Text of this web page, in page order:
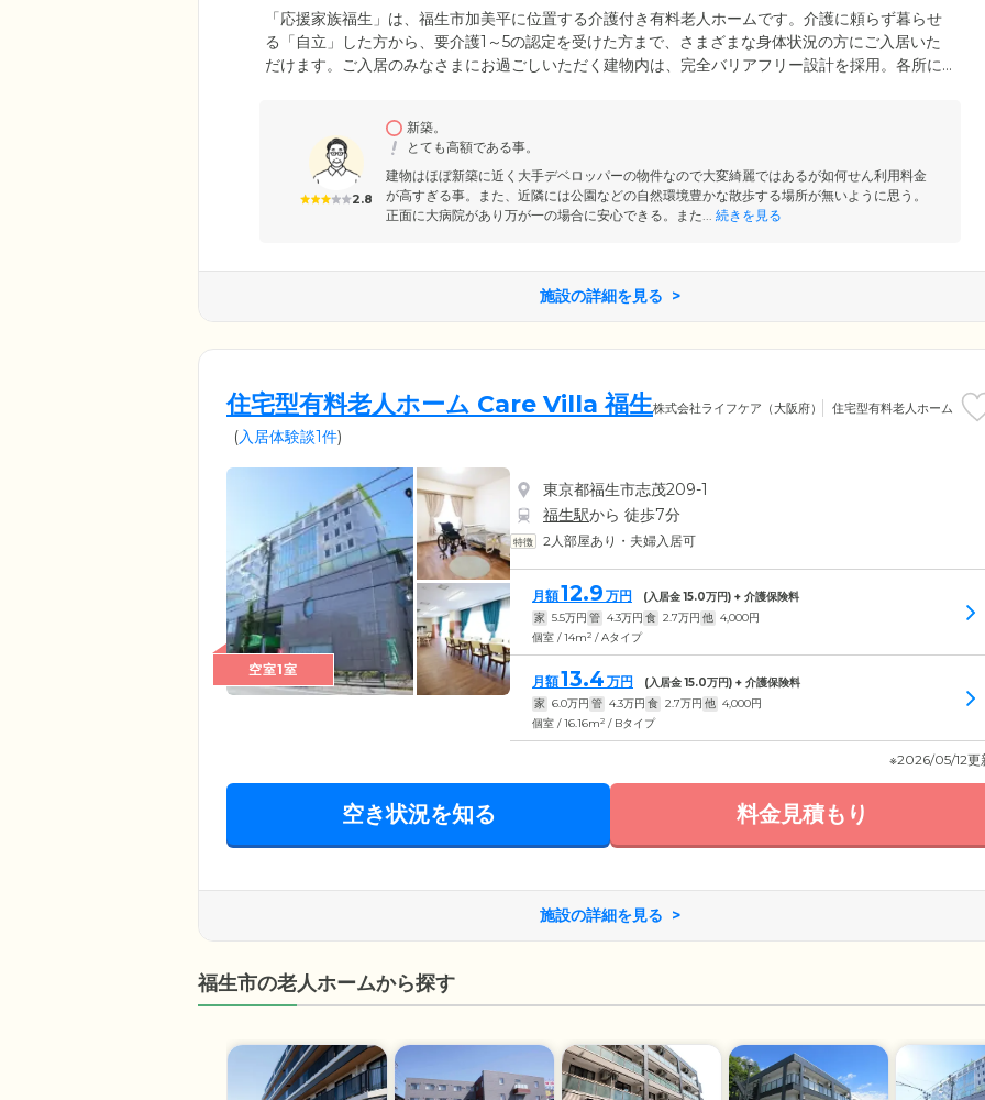
「応援家族福生」は、福生市加美平に位置する介護付き有料老人ホームです。介護に頼らず暮らせ
る「自立」した方から、要介護1～5の認定を受けた方まで、さまざまな身体状況の方にご入居いた
だけます。ご入居のみなさまにお過ごしいただく建物内は、完全バリアフリー設計を採用。各所に
また、共用部の浴室には機械浴をご用意。スタッフによるサポートのもと、寝たきりの方もご入浴
いただけます。
2.8
新築。
とても高額である事。
建物はほぼ新築に近く大手デベロッパーの物件なので大変綺麗ではあるが如何せん利用料金
が高すぎる事。また、近隣には公園などの自然環境豊かな散歩する場所が無いように思う。
正面に大病院があり万が一の場合に安心できる。また...
続きを見る
施設の詳細を見る
住宅型有料老人ホーム Care Villa 福生株式会社ライフケア（大阪府） 住宅型有料老人ホーム
(入居体験談1件)
空室1室
東京都福生市志茂209-1
福生駅から 徒歩7分
2人部屋あり・夫婦入居可
月額12.9 万円 (入居金15.0万円) + 介護保険料
家 5.5万円 管 4.3万円 食 2.7万円 他 4,000円
個室 / 14m2 / Aタイプ
月額13.4 万円 (入居金15.0万円) + 介護保険料
家 6.0万円 管 4.3万円 食 2.7万円 他 4,000円
個室 / 16.16m2 / Bタイプ
※2026/05/12更
空き状況を知る 料金見積もり
施設の詳細を見る
福生市の老人ホームから探す